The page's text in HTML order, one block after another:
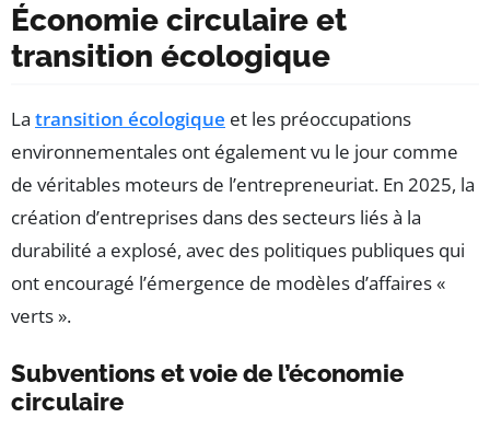
Économie circulaire et
transition écologique
La transition écologique et les préoccupations
environnementales ont également vu le jour comme
de véritables moteurs de l’entrepreneuriat. En 2025, la
création d’entreprises dans des secteurs liés à la
durabilité a explosé, avec des politiques publiques qui
ont encouragé l’émergence de modèles d’affaires «
verts ».
Subventions et voie de l’économie
circulaire